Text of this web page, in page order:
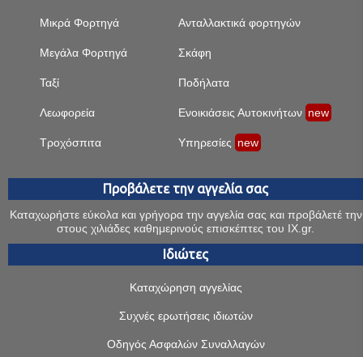
Μικρά Φορτηγά
Μεγάλα Φορτηγά
Ταξί
Λεωφορεία
Τροχόσπιτα
Ανταλλακτικά φορτηγών
Σκάφη
Ποδήλατα
Ενοικιάσεις Αυτοκινήτων new
Υπηρεσίες new
Προβάλετε την αγγελία σας
Καταχωρήστε εύκολα και γρήγορα την αγγελία σας και προβάλετέ την
στους χιλιάδες καθημερινούς επισκέπτες του IX.gr.
Ιδιώτες
Καταχώρηση αγγελίας
Συχνές ερωτήσεις ιδιωτών
Οδηγός Ασφαλών Συναλλαγών